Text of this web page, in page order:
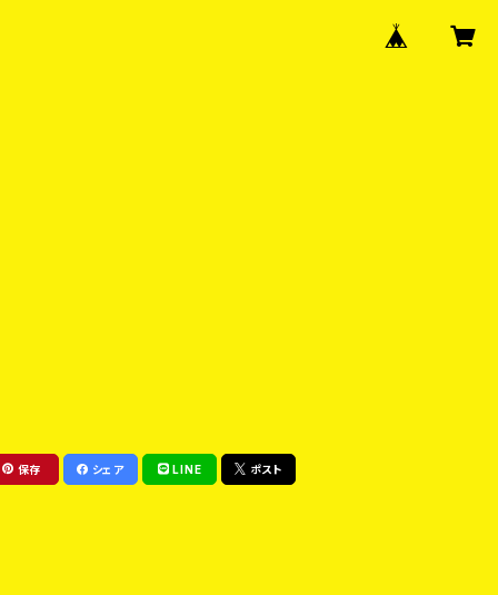
保存 シェア LINE ポスト